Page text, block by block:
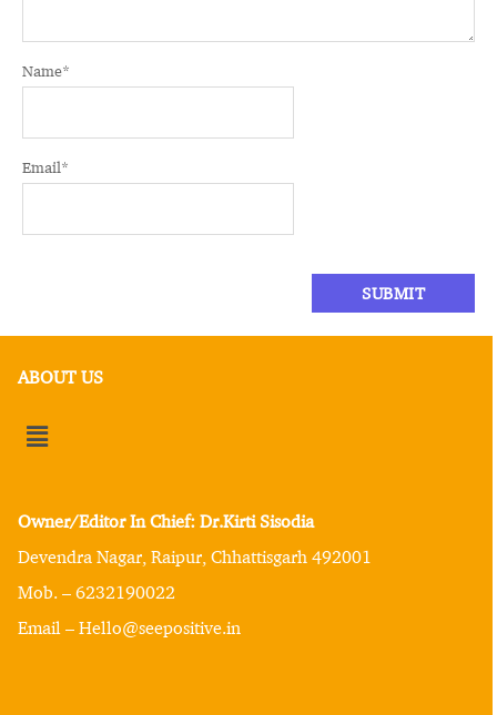
Name*
Email*
ABOUT US
Owner/Editor In Chief: Dr.Kirti Sisodia
Devendra Nagar, Raipur, Chhattisgarh 492001
Mob. – 6232190022
Email – Hello@seepositive.in